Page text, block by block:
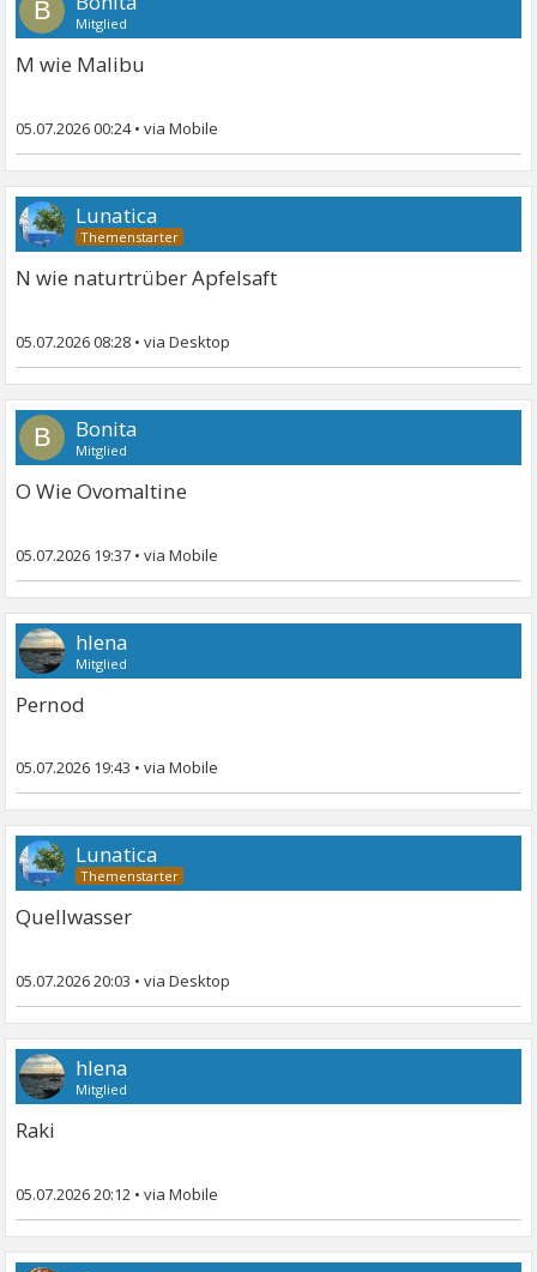
B Mitglied
M wie Malibu
05.07.2026 00:24•
Lunatica
N wie naturtrüber Apfelsaft
05.07.2026 08:28 •
B Bonita
Mitglied
O Wie Ovomaltine
05.07.2026 19:37 •
hlena
Mitglied
Pernod
05.07.2026 19:43 •
Lunatica
Quellwasser
05.07.2026 20:03 •
hlena
Mitglied
Raki
05.07.2026 20:12 •